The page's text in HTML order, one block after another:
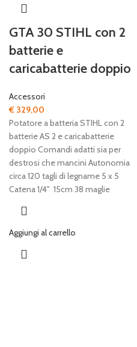
GTA 30 STIHL con 2
batterie e
caricabatterie doppio
Accessori
€ 329,00
Potatore a batteria STIHL con 2
batterie AS 2 e caricabatterie
doppio Comandi adatti sia per
destrosi che mancini Autonomia
circa 120 tagli di legname 5 x 5
Catena 1/4" 15cm 38 maglie
Aggiungi al carrello